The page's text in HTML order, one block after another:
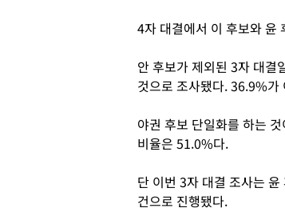
4자 대결에서 이 후보와 윤
안 후보가 제외된 3자 대결
것으로 조사됐다. 36.9%
야권 후보 단일화를 하는
비율은 51.0%다.
단 이번 3자 대결 조사는
건으로 진행됐다.